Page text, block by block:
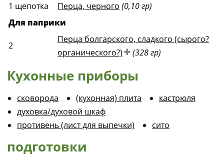
1 щепотка Перца, черного (0,10 гр)
Для паприки
2
Перца болгарского, сладкого (сырого?
органического?)
(328 гр)
Кухонные приборы
сковорода (кухонная) плита
кастрюля
духовка/духовой шкаф
противень (лист для выпечки)
сито
подготовки